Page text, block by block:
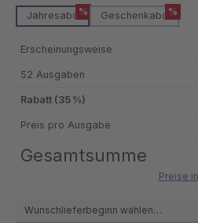
Jahresabo % Geschenkabo %
Erscheinungsweise
52 Ausgaben
Rabatt (35 %)
Preis pro Ausgabe
Gesamtsumme
Preise